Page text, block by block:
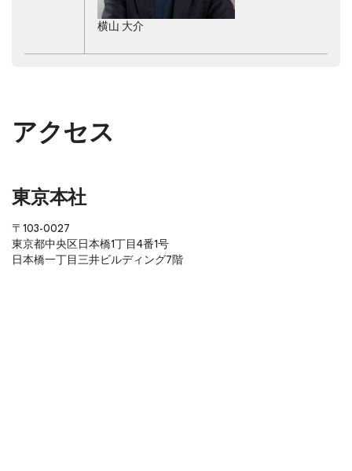
横山 大介
アクセス
東京本社
〒103-0027
東京都中央区日本橋1丁目4番1号
日本橋一丁目三井ビルディング7階